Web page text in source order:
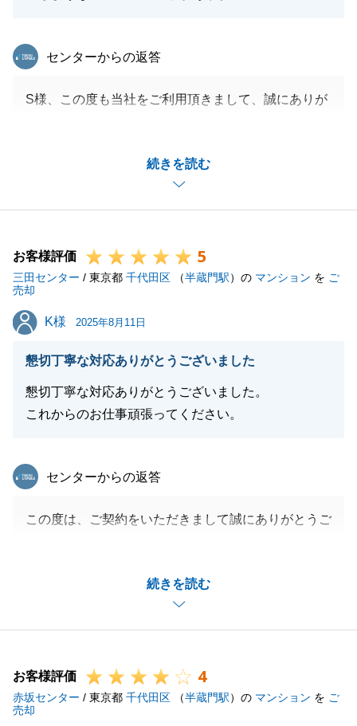
続きを読む
東急リバブル
センターからの返答
S様、この度も当社をご利用頂きまして、誠にありが
今後の営業の励みにさせて頂きます。
今後も不動産のお困り事がございましたら、お気軽に
ご相談ください。
閉じる
お客様評価 5
三田センター / 東京都 千代田区 （半蔵門駅）の マンション を ご
売却
K様
K様 2025年8月11日
懇切丁寧な対応ありがとうございました
懇切丁寧な対応ありがとうございました。
これからのお仕事頑張ってください。
続きを読む
東急リバブル
センターからの返答
この度は、ご契約をいただきまして誠にありがとうご
陰様で今回ご契約、お引き渡しに至ったものと存じま
心より御礼申し上げます。
せ。
お客様評価 4
赤坂センター / 東京都 千代田区 （半蔵門駅）の マンション を ご
売却